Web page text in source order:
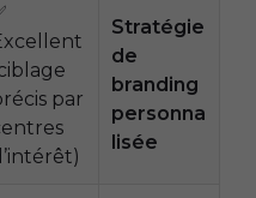
par
Stratégie
de
branding
personna
lisée